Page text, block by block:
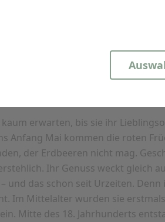
Die regionale Ernte
erwarten, bis sie ihr
Anfang Mai kommen die roten
der Erdbeeren nicht mag.
Ihr Genuss weckt gleich
und das schon seit Urzeiten.
Im Mittelalter wurden sie
Mitte des 18. Jahrhunderts